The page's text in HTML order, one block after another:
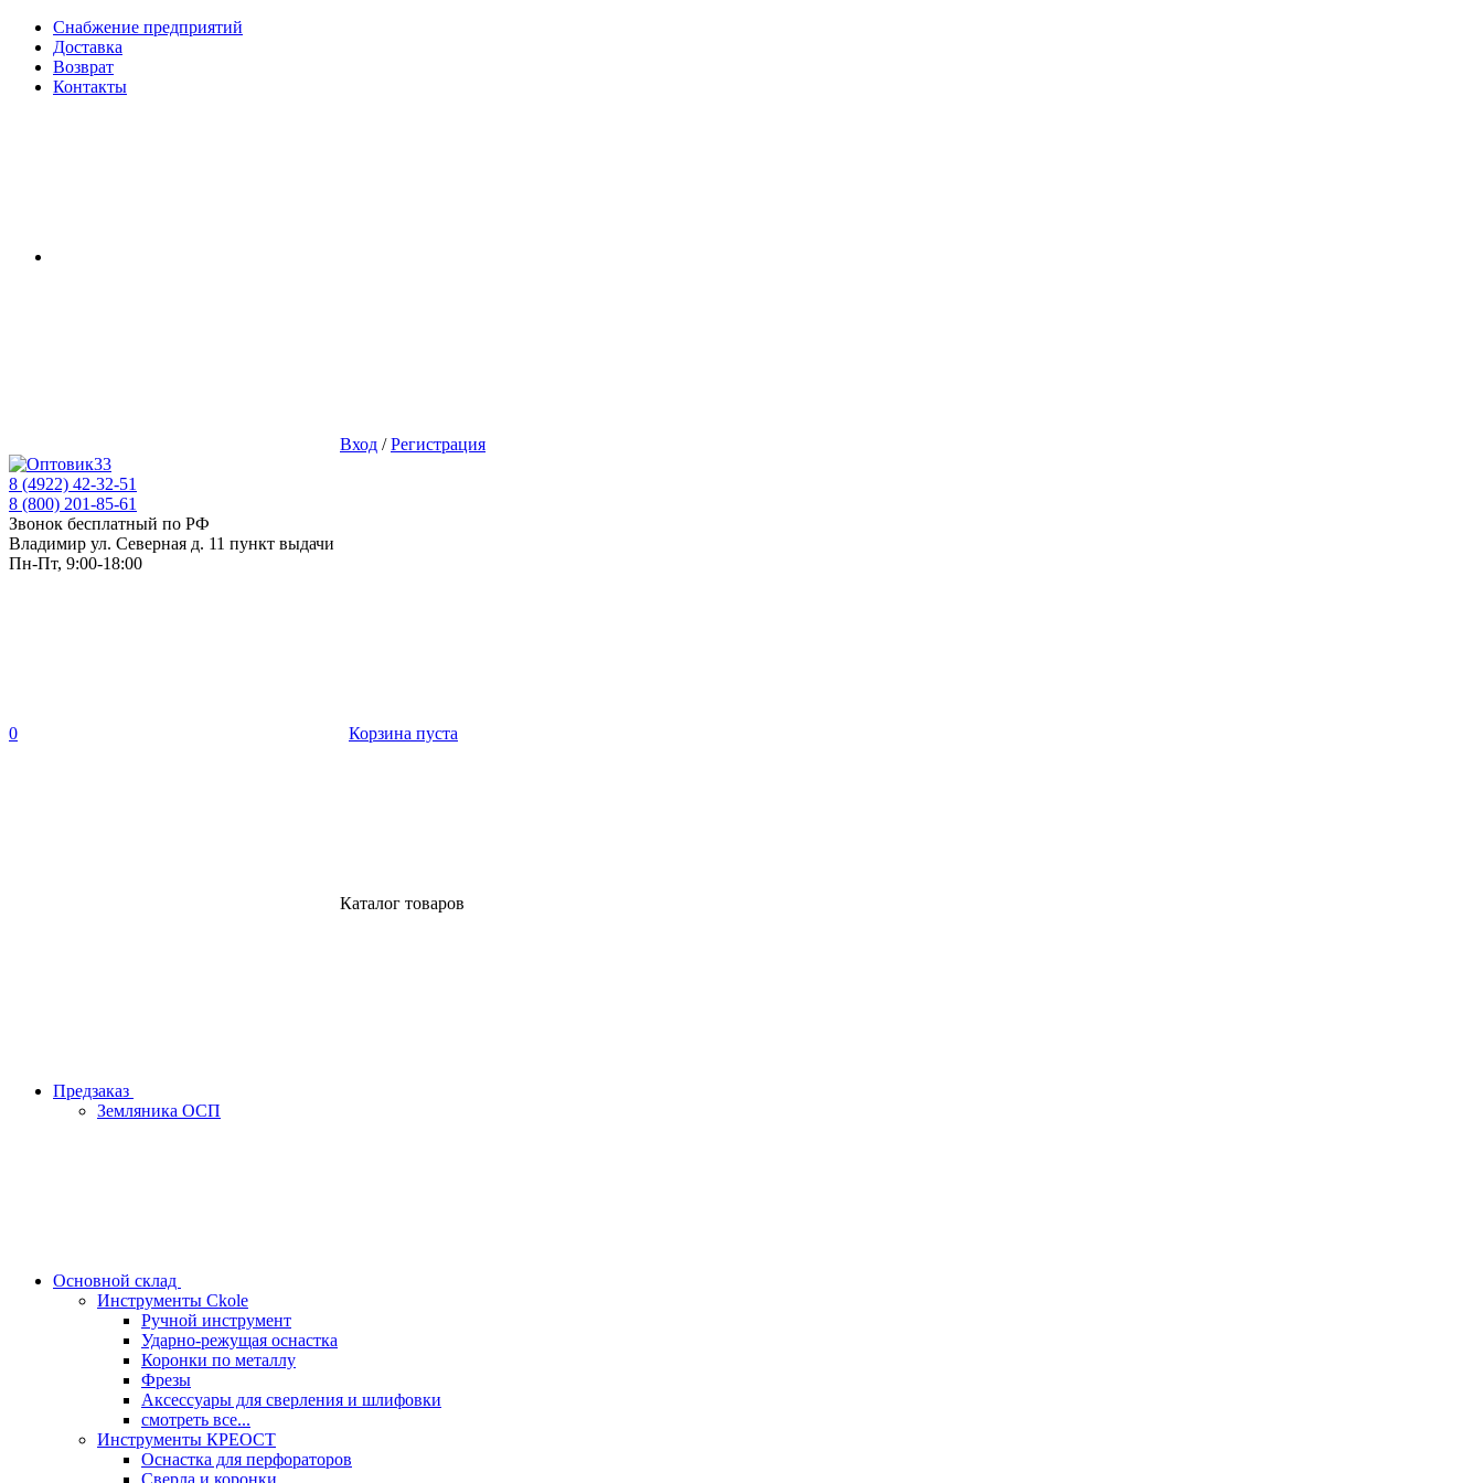
Снабжение предприятий
Доставка
Возврат
Контакты
Вход /Регистрация
8 (4922) 42-32-51
8 (800) 201-85-61
Звонок бесплатный по РФ
Владимир ул. Северная д. 11 пункт выдачи
Пн-Пт, 9:00-18:00
0 Корзина пуста
Каталог товаров
Предзаказ
Земляника ОСП
Основной склад
Инструменты Ckole
Ручной инструмент
Ударно‑режущая оснастка
Коронки по металлу
Фрезы
Аксессуары для сверления и шлифовки
смотреть все...
Инструменты КРЕОСТ
Оснастка для перфораторов
Сверла и коронки